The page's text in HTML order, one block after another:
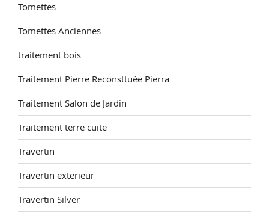
Tomettes
Tomettes Anciennes
traitement bois
Traitement Pierre Reconsttuée Pierra
Traitement Salon de Jardin
Traitement terre cuite
Travertin
Travertin exterieur
Travertin Silver